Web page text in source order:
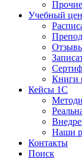
Учебный
Книги
Кейсы 1С
Наши
Контакты
Поиск